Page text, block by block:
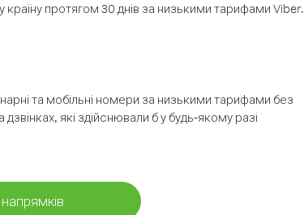
протягом 30 днів за низькими тарифами Viber.
та мобільні номери за низькими тарифами без
які здійснювали б у будь-якому разі